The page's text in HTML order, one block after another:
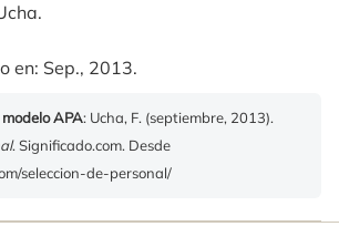
en: Sep., 2013.
APA: Ucha, F. (septiembre, 2013).
. Significado.com. Desde
seleccion-de-personal/